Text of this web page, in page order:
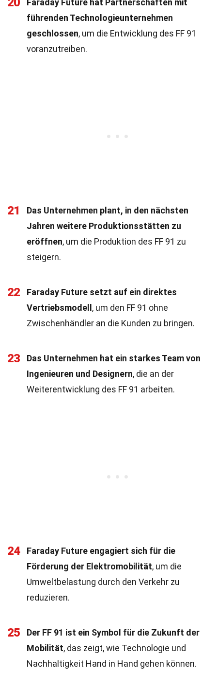
Faraday Future hat Partnerschaften mit
führenden Technologieunternehmen
geschlossen, um die Entwicklung des FF 91
voranzutreiben.
21
Das Unternehmen plant, in den nächsten
Jahren weitere Produktionsstätten zu
eröffnen, um die Produktion des FF 91 zu
steigern.
22
Faraday Future setzt auf ein direktes
Vertriebsmodell , um den FF 91 ohne
Zwischenhändler an die Kunden zu bringen.
23
Das Unternehmen hat ein starkes Team von
Ingenieuren und Designern, die an der
Weiterentwicklung des FF 91 arbeiten.
24
Faraday Future engagiert sich für die
Förderung der Elektromobilität, um die
Umweltbelastung durch den Verkehr zu
reduzieren.
25
Der FF 91 ist ein Symbol für die Zukunft der
Mobilität, das zeigt, wie Technologie und
Nachhaltigkeit Hand in Hand gehen können.